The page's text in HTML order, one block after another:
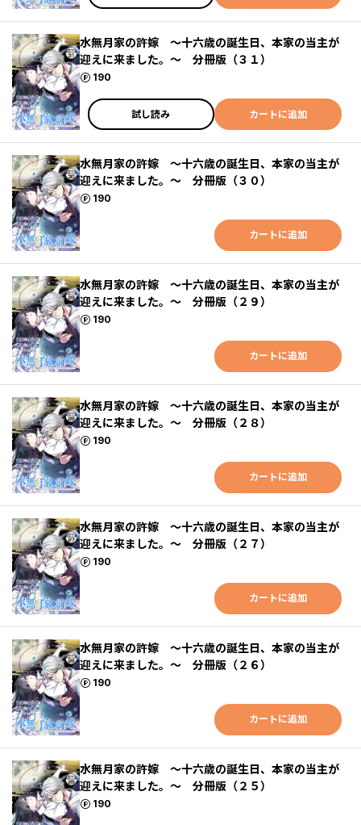
水無月家の許嫁 ～十六歳の誕生日、本家の当主が
迎えに来ました。～ 分冊版（３１）
190
ポイント
試し読み カートに追加
水無月家の許嫁 ～十六歳の誕生日、本家の当主が
迎えに来ました。～ 分冊版（３０）
190
ポイント
カートに追加
水無月家の許嫁 ～十六歳の誕生日、本家の当主が
迎えに来ました。～ 分冊版（２９）
190
ポイント
カートに追加
水無月家の許嫁 ～十六歳の誕生日、本家の当主が
迎えに来ました。～ 分冊版（２８）
190
ポイント
カートに追加
水無月家の許嫁 ～十六歳の誕生日、本家の当主が
迎えに来ました。～ 分冊版（２７）
190
ポイント
カートに追加
水無月家の許嫁 ～十六歳の誕生日、本家の当主が
迎えに来ました。～ 分冊版（２６）
190
ポイント
カートに追加
水無月家の許嫁 ～十六歳の誕生日、本家の当主が
迎えに来ました。～ 分冊版（２５）
190
ポイント